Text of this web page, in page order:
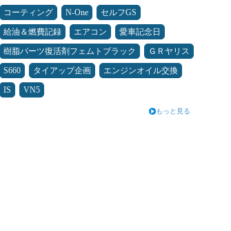
コーティング N-One
セルフGS
給油＆燃費記録
エアコン
愛車記念日
樹脂パーツ復活剤フェムトブラック
ＧＲヤリス
S660
タイアップ企画
エンジンオイル交換
IS
VN5
もっと見る